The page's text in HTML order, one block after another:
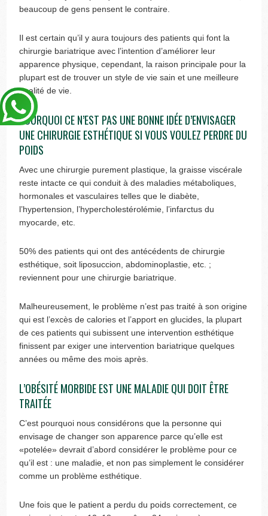
beaucoup de gens pensent le contraire.
Il est certain qu’il y aura toujours des patients qui font la
chirurgie bariatrique avec l’intention d’améliorer leur
apparence physique, cependant, la raison principale pour la
plupart est de trouver un style de vie sain et une meilleure
qualité de vie.
POURQUOI CE N’EST PAS UNE BONNE IDÉE D’ENVISAGER
UNE CHIRURGIE ESTHÉTIQUE SI VOUS VOULEZ PERDRE DU
POIDS
Avec une chirurgie purement plastique, la graisse viscérale
reste intacte ce qui conduit à des maladies métaboliques,
hormonales et vasculaires telles que le diabète,
l’hypertension, l’hypercholestérolémie, l’infarctus du
myocarde, etc.
50% des patients qui ont des antécédents de chirurgie
esthétique, soit liposuccion, abdominoplastie, etc. ;
reviennent pour une chirurgie bariatrique.
Malheureusement, le problème n’est pas traité à son origine
qui est l’excès de calories et l’apport en glucides, la plupart
de ces patients qui subissent une intervention esthétique
finissent par exiger une intervention bariatrique quelques
années ou même des mois après.
L’OBÉSITÉ MORBIDE EST UNE MALADIE QUI DOIT ÊTRE
TRAITÉE
C’est pourquoi nous considérons que la personne qui
envisage de changer son apparence parce qu’elle est
«potelée» devrait d’abord considérer le problème pour ce
qu’il est : une maladie, et non pas simplement le considérer
comme un problème esthétique.
Une fois que le patient a perdu du poids correctement, ce